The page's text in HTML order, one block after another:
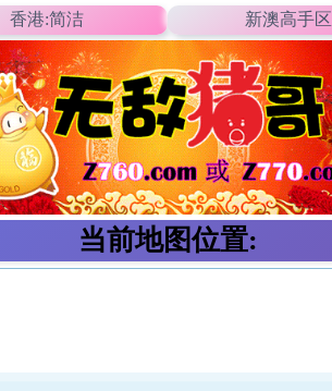
香港:简洁 新澳高手区
当前地图位置: